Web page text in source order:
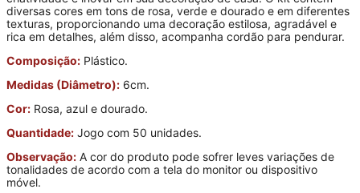
diversas cores em tons de rosa, verde e dourado e em diferentes
texturas, proporcionando uma decoração estilosa, agradável e
rica em detalhes, além disso, acompanha cordão para pendurar.
Composição: Plástico.
Medidas (Diâmetro): 6cm.
Cor: Rosa, azul e dourado.
Quantidade: Jogo com 50 unidades.
Observação: A cor do produto pode sofrer leves variações de
tonalidades de acordo com a tela do monitor ou dispositivo
móvel.